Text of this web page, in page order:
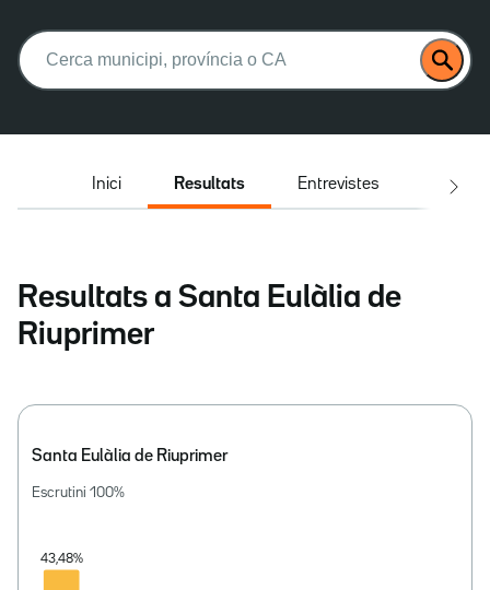
Buscar:
Inici Resultats Entrevistes El
Resultats a Santa Eulàlia de
Riuprimer
Santa Eulàlia de Riuprimer
Escrutini 100%